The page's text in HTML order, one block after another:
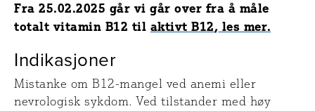
Fra 25.02.2025 går vi går over fra å måle
totalt vitamin B12 til aktivt B12, les mer.
Indikasjoner
Mistanke om B12-mangel ved anemi eller
nevrologisk sykdom. Ved tilstander med høy